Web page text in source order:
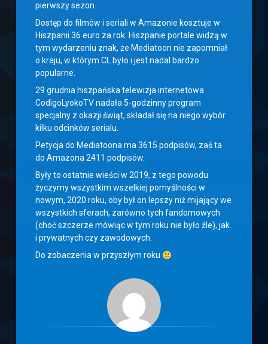
pierwszy sezon.
Dostęp do filmów i seriali w Amazonie kosztuje w
Hiszpanii 36 euro za rok. Hiszpanie portale widzą w
tym wydarzeniu znak, że Mediatoon nie zapomniał
o kraju, w którym CL było i jest nadal bardzo
popularne.
29 grudnia hiszpańska telewizja internetowa
CodigoLyokoTV nadała 5-godzinny program
specjalny z okazji świąt, składał się na niego wybór
kilku odcinków serialu.
Petycja do Mediatoona ma 3615 podpisów, zaś ta
do Amazona 2411 podpisów.
Były to ostatnie wieści w 2019, z tego powodu
życzymy wszystkim wszelkiej pomyślności w
nowym, 2020 roku, oby był on lepszy niż mijający we
wszystkich sferach, zarówno tych fandomowych
(choć szczerze mówiąc w tym roku nie było źle), jak
i prywatnych czy zawodowych.
Do zobaczenia w przyszłym roku